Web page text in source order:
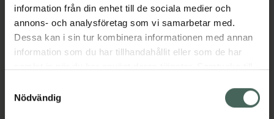
information från din enhet till de sociala medier och
annons- och analysföretag som vi samarbetar med.
Dessa kan i sin tur kombinera informationen med annan
information som du har tillhandahållit eller som de har
återkalla ditt samtycke via webbplatsens
cookieinställningar. Ett återkallat samtycke påverkar inte
Nödvändig
4.4 av 5 i omdöme
Hudkräm, 75 ml
4.7 av 5 i omdöme
Soothe Mousse